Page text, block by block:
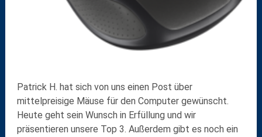
Patrick H. hat sich von uns einen Post über
mittelpreisige Mäuse für den Computer gewünscht.
Heute geht sein Wunsch in Erfüllung und wir
präsentieren unsere Top 3. Außerdem gibt es noch ein